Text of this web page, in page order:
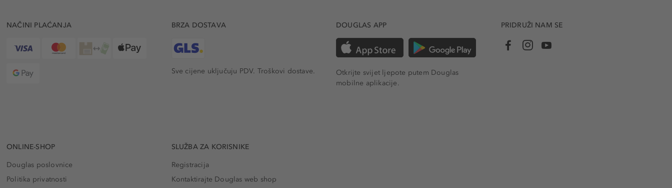
NAČINI PLAĆANJA BRZA DOSTAVA
Sve cijene uključuju PDV. Troškovi dostave.
DOUGLAS APP
Otkrijte svijet ljepote putem Douglas
mobilne aplikacije.
PRIDRUŽI NAM SE
ONLINE-SHOP
Douglas poslovnice
Politika privatnosti
SLUŽBA ZA KORISNIKE
Registracija
Kontaktirajte Douglas web shop